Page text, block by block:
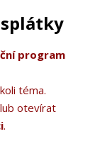
program
téma.
otevírat
.